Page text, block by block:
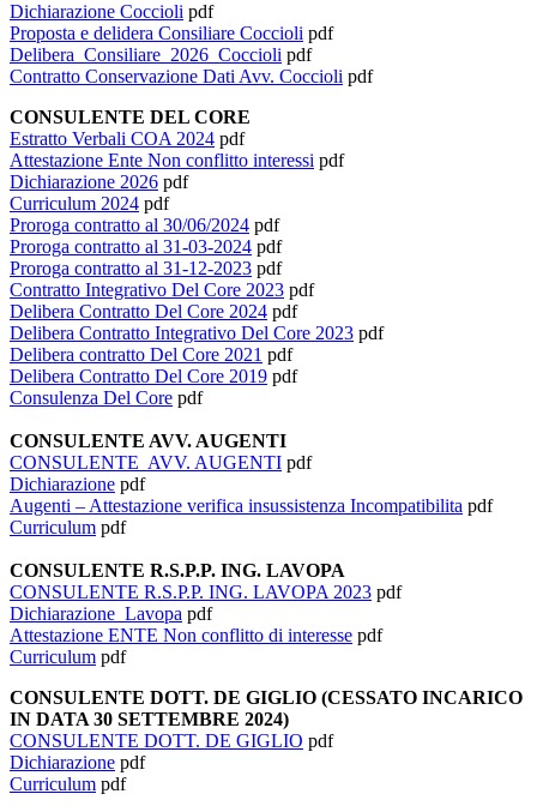
Dichiarazione Coccioli pdf
Proposta e delidera Consiliare Coccioli pdf
Delibera_Consiliare_2026_Coccioli pdf
Contratto Conservazione Dati Avv. Coccioli pdf
CONSULENTE DEL CORE
Estratto Verbali COA 2024 pdf
Attestazione Ente Non conflitto interessi pdf
Dichiarazione 2026 pdf
Curriculum 2024 pdf
Proroga contratto al 30/06/2024 pdf
Proroga contratto al 31-03-2024 pdf
Proroga contratto al 31-12-2023 pdf
Contratto Integrativo Del Core 2023 pdf
Delibera Contratto Del Core 2024 pdf
Delibera Contratto Integrativo Del Core 2023 pdf
Delibera contratto Del Core 2021 pdf
Delibera Contratto Del Core 2019 pdf
Consulenza Del Core pdf
CONSULENTE AVV. AUGENTI
CONSULENTE AVV. AUGENTI pdf
Dichiarazione pdf
Augenti – Attestazione verifica insussistenza Incompatibilita pdf
Curriculum pdf
CONSULENTE R.S.P.P. ING. LAVOPA
CONSULENTE R.S.P.P. ING. LAVOPA 2023 pdf
Dichiarazione_Lavopa pdf
Attestazione ENTE Non conflitto di interesse pdf
Curriculum pdf
CONSULENTE DOTT. DE GIGLIO (CESSATO INCARICO
IN DATA 30 SETTEMBRE 2024)
CONSULENTE DOTT. DE GIGLIO pdf
Dichiarazione pdf
Curriculum pdf